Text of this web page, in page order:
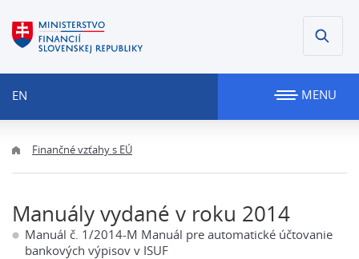
EN MENU
Finančné vzťahy s EÚ
Manuály vydané v roku 2014
Manuál č. 1/2014-M Manuál pre automatické účtovanie
bankových výpisov v ISUF